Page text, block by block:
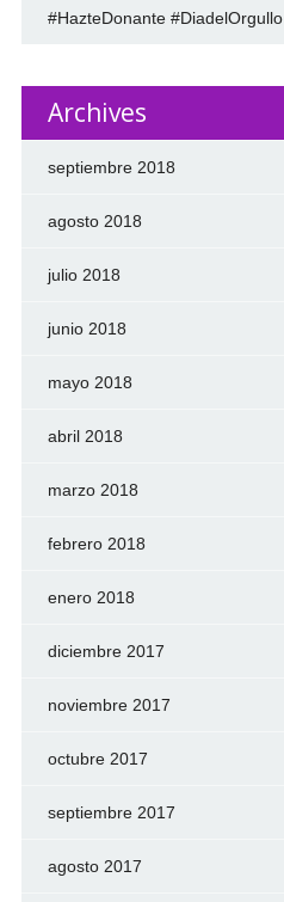
#HazteDonante #DiadelOrgullo
Archives
septiembre 2018
agosto 2018
julio 2018
junio 2018
mayo 2018
abril 2018
marzo 2018
febrero 2018
enero 2018
diciembre 2017
noviembre 2017
octubre 2017
septiembre 2017
agosto 2017